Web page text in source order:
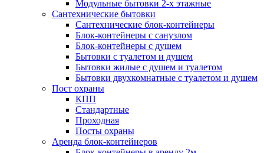
Модульные бытовки 2-х этажные
Сантехнические бытовки
Сантехнические блок-контейнеры
Блок-контейнеры с санузлом
Блок-контейнеры с душем
Бытовки с туалетом и душем
Бытовки жилые с душем и туалетом
Бытовки двухкомнатные с туалетом и душем
Пост охраны
КПП
Стандартные
Проходная
Посты охраны
Аренда блок-контейнеров